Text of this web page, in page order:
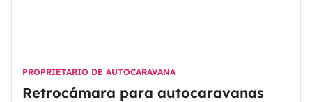
PROPRIETARIO DE AUTOCARAVANA
Retrocámara para autocaravanas